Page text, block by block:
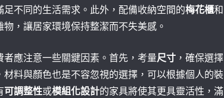
不同的生活需求。此外，配備收納空間的梅花櫃和
，讓居家環境保持整潔而不失美感。
應注意一些關鍵因素。首先，考量尺寸 ，確保選擇
料與顏色也是不容忽視的選擇，可以根據個人的裝
可調整性或模組化設計的家具將使其更具靈活性，滿